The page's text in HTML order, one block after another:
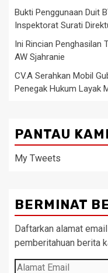
Bukti Penggunaan Duit
Inspektorat Surati
Ini Rincian Penghasilan
AW Sjahranie
CV.A Serahkan Mobil
Penegak Hukum Layak
PANTAU
My Tweets
BERMINAT
Daftarkan alamat
pemberitahuan berita
Alamat